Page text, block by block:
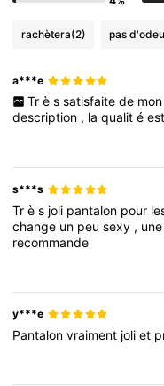
rachètera(2) pas
a***e
Tr è s satisfaite de mon
description , laqualitéest
s***s
Très joli pantalon pour
change un peusexy , une
recommande
y***e
Pantalonvraiment joliet